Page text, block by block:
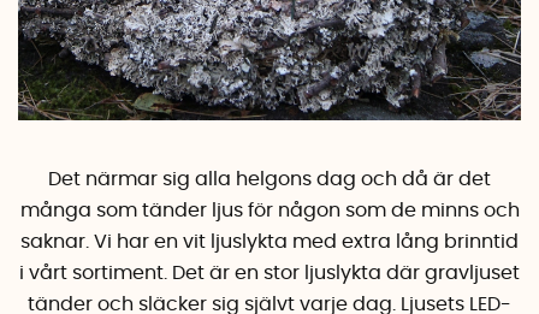
Det närmar sig alla helgons dag och då är det
många som tänder ljus för någon som de minns och
saknar. Vi har en vit ljuslykta med extra lång brinntid
i vårt sortiment. Det är en stor ljuslykta där gravljuset
tänder och släcker sig självt varje dag. Ljusets LED-